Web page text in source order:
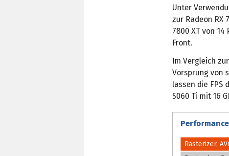
Unter
zur Radeon RX
7800 XT von
Front.
Im Vergleich
Vorsprung von
lassen die FPS
5060 Ti mit 16
Rasterizer,